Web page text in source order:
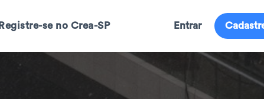
Registre-se no Crea-SP Entrar